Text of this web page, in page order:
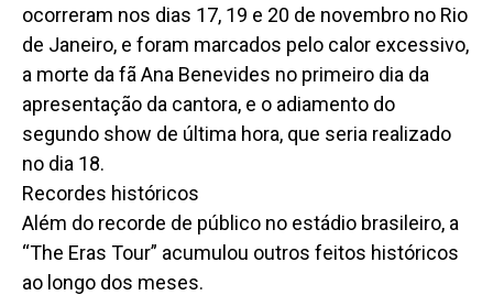
ocorreram nos dias 17, 19 e 20 de novembro no Rio
de Janeiro, e foram marcados pelo calor excessivo,
a morte da fã Ana Benevides no primeiro dia da
apresentação da cantora, e o adiamento do
segundo show de última hora, que seria realizado
no dia 18.
Recordes históricos
Além do recorde de público no estádio brasileiro, a
“The Eras Tour” acumulou outros feitos históricos
ao longo dos meses.